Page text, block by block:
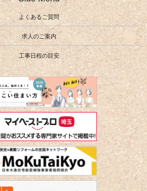
よくあるご質問
求人のご案内
工事日程の目安